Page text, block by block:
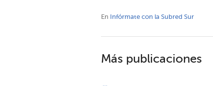
En Infórmate con la Subred Sur
Más publicaciones